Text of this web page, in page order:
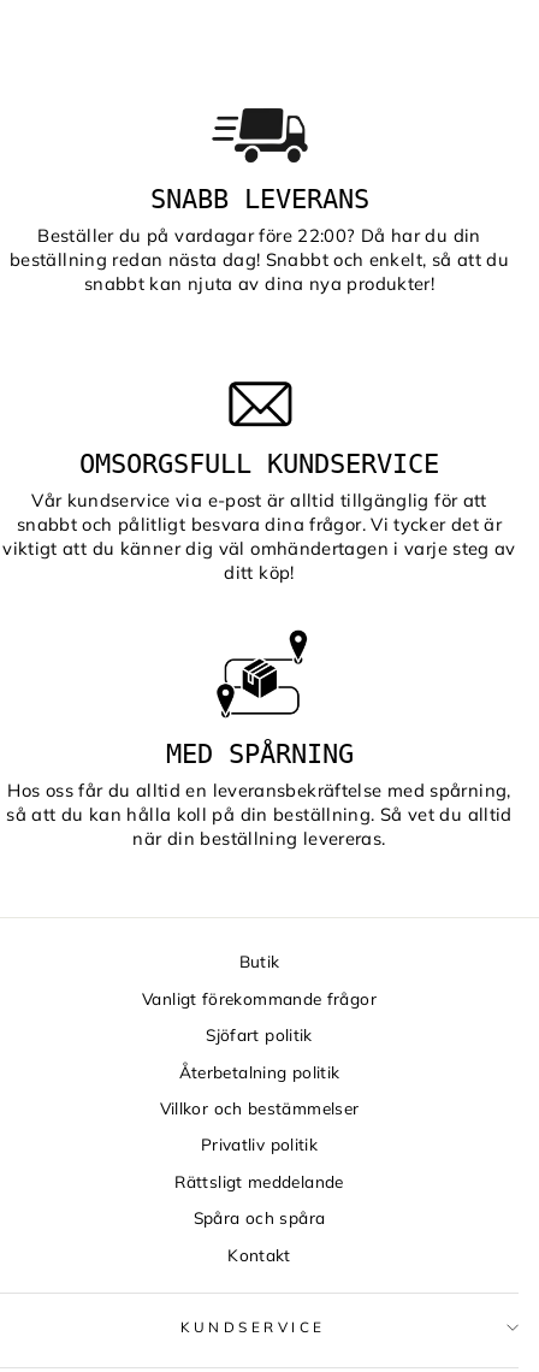
SNABB LEVERANS
Beställer du på vardagar före 22:00? Då har du din
beställning redan nästa dag! Snabbt och enkelt, så att du
snabbt kan njuta av dina nya produkter!
OMSORGSFULL KUNDSERVICE
Vår kundservice via e-post är alltid tillgänglig för att
snabbt och pålitligt besvara dina frågor. Vi tycker det är
viktigt att du känner dig väl omhändertagen i varje steg av
ditt köp!
MED SPÅRNING
Hos oss får du alltid en leveransbekräftelse med spårning,
så att du kan hålla koll på din beställning. Så vet du alltid
när din beställning levereras.
Butik
Vanligt förekommande frågor
Sjöfart politik
Återbetalning politik
Villkor och bestämmelser
Privatliv politik
Rättsligt meddelande
Spåra och spåra
Kontakt
KUNDSERVICE